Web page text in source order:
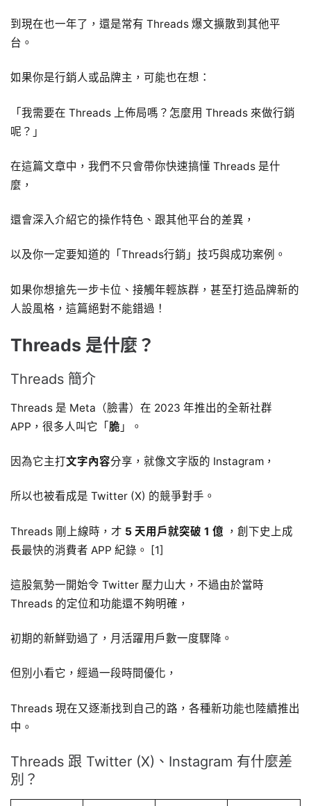
到現在也一年了，還是常有 Threads 爆文擴散到其他平
台。
如果你是行銷人或品牌主，可能也在想：
「我需要在 Threads 上佈局嗎？怎麼用 Threads 來做行銷
呢？」
在這篇文章中，我們不只會帶你快速搞懂 Threads 是什
麼，
還會深入介紹它的操作特色、跟其他平台的差異，
以及你一定要知道的「Threads行銷」技巧與成功案例。
如果你想搶先一步卡位、接觸年輕族群，甚至打造品牌新的
人設風格，這篇絕對不能錯過！
Threads 是什麼？
Threads 簡介
Threads 是 Meta（臉書）在 2023 年推出的全新社群
APP，很多人叫它「 脆 」。
因為它主打文字內容分享，就像文字版的 Instagram，
所以也被看成是 Twitter (X) 的競爭對手。
Threads 剛上線時，才 5 天用戶就突破 1 億 ，創下史上成
長最快的消費者 APP 紀錄。 [1]
這股氣勢一開始令 Twitter 壓力山大，不過由於當時
Threads 的定位和功能還不夠明確，
初期的新鮮勁過了，月活躍用戶數一度驟降。
但別小看它，經過一段時間優化，
Threads 現在又逐漸找到自己的路，各種新功能也陸續推出
中。
Threads 跟 Twitter (X)、Instagram 有什麼差
別？